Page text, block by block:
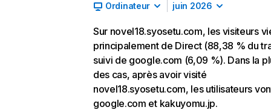
Ordinateur juin 2026
Sur novel18.syosetu.com, les visiteurs
principalement de Direct (88,38 % du
suivi de google.com (6,09 %). Dans la
des cas, après avoir visité
novel18.syosetu.com, les utilisateurs
google.com et kakuyomu.jp.